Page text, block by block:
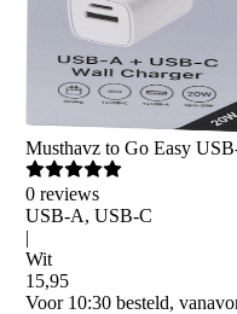
Musthavz to Go Easy
0 reviews
USB-A, USB-C
|
Wit
15,95
Voor 10:30 besteld,